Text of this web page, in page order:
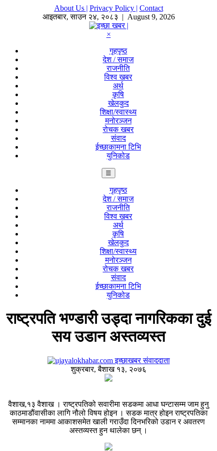
About Us | Privacy Policy | Contact
आइतबार,साउन २४, २०८३ | August 9, 2026
×
गृहपृष्ठ
देश / समाज
राजनीति
विश्व खबर
अर्थ
कृषि
खेलकुद
शिक्षा/स्वास्थ्य
मनोरञ्जन
रोचक खबर
संवाद
ईच्छाकामना टिभि
युनिकोड
☰
गृहपृष्ठ
देश / समाज
राजनीति
विश्व खबर
अर्थ
कृषि
खेलकुद
शिक्षा/स्वास्थ्य
मनोरञ्जन
रोचक खबर
संवाद
ईच्छाकामना टिभि
युनिकोड
राष्ट्रपति भण्डारी उड्दा नागरिकका दुई
सय उडान अस्तव्यस्त
इच्छाखबर संवाददाता
शुक्रबार, बैशाख १३, २०७६
वैशाख,१३ वैशाख । राष्ट्रपतिको सवारीमा सडकमा आधा घन्टासम्म जाम हुनु
काठमाडौंवासीका लागि नौलो विषय होइन । सडक मात्र होइन राष्ट्रपतिका
सम्मानका नाममा आकाशसमेत खाली गराउँदा दिनभरिको उडान र अवतरण
अस्तव्यस्त हुन थालेका छन् ।